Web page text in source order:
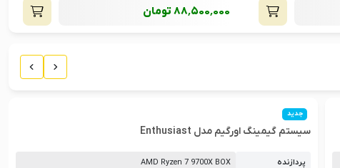
7٬000٬000تومان
جدید
سیستم گیمینگ اورگیم مدل Enthusiast
پردازنده AMD Ryzen 7 9700X BOX